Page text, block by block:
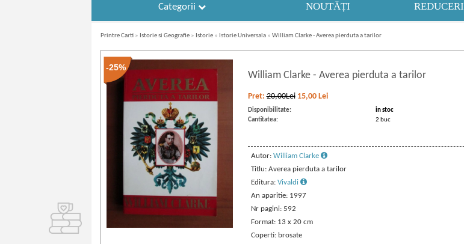
Categorii NOUTĂȚI REDUCERI
Printre Carti » Istorie si Geografie » Istorie » Istorie Universala » William Clarke - Averea pierduta a tarilor
-25%
William Clarke - Averea pierduta a tarilor
Pret:20,00Lei 15,00 Lei
Disponibilitate:
in stoc
Cantitatea:
2 buc
Autor: William Clarke
Titlu: Averea pierduta a tarilor
Editura: Vivaldi
An aparitie: 1997
Nr pagini: 592
Format: 13 x 20 cm
Coperti: brosate